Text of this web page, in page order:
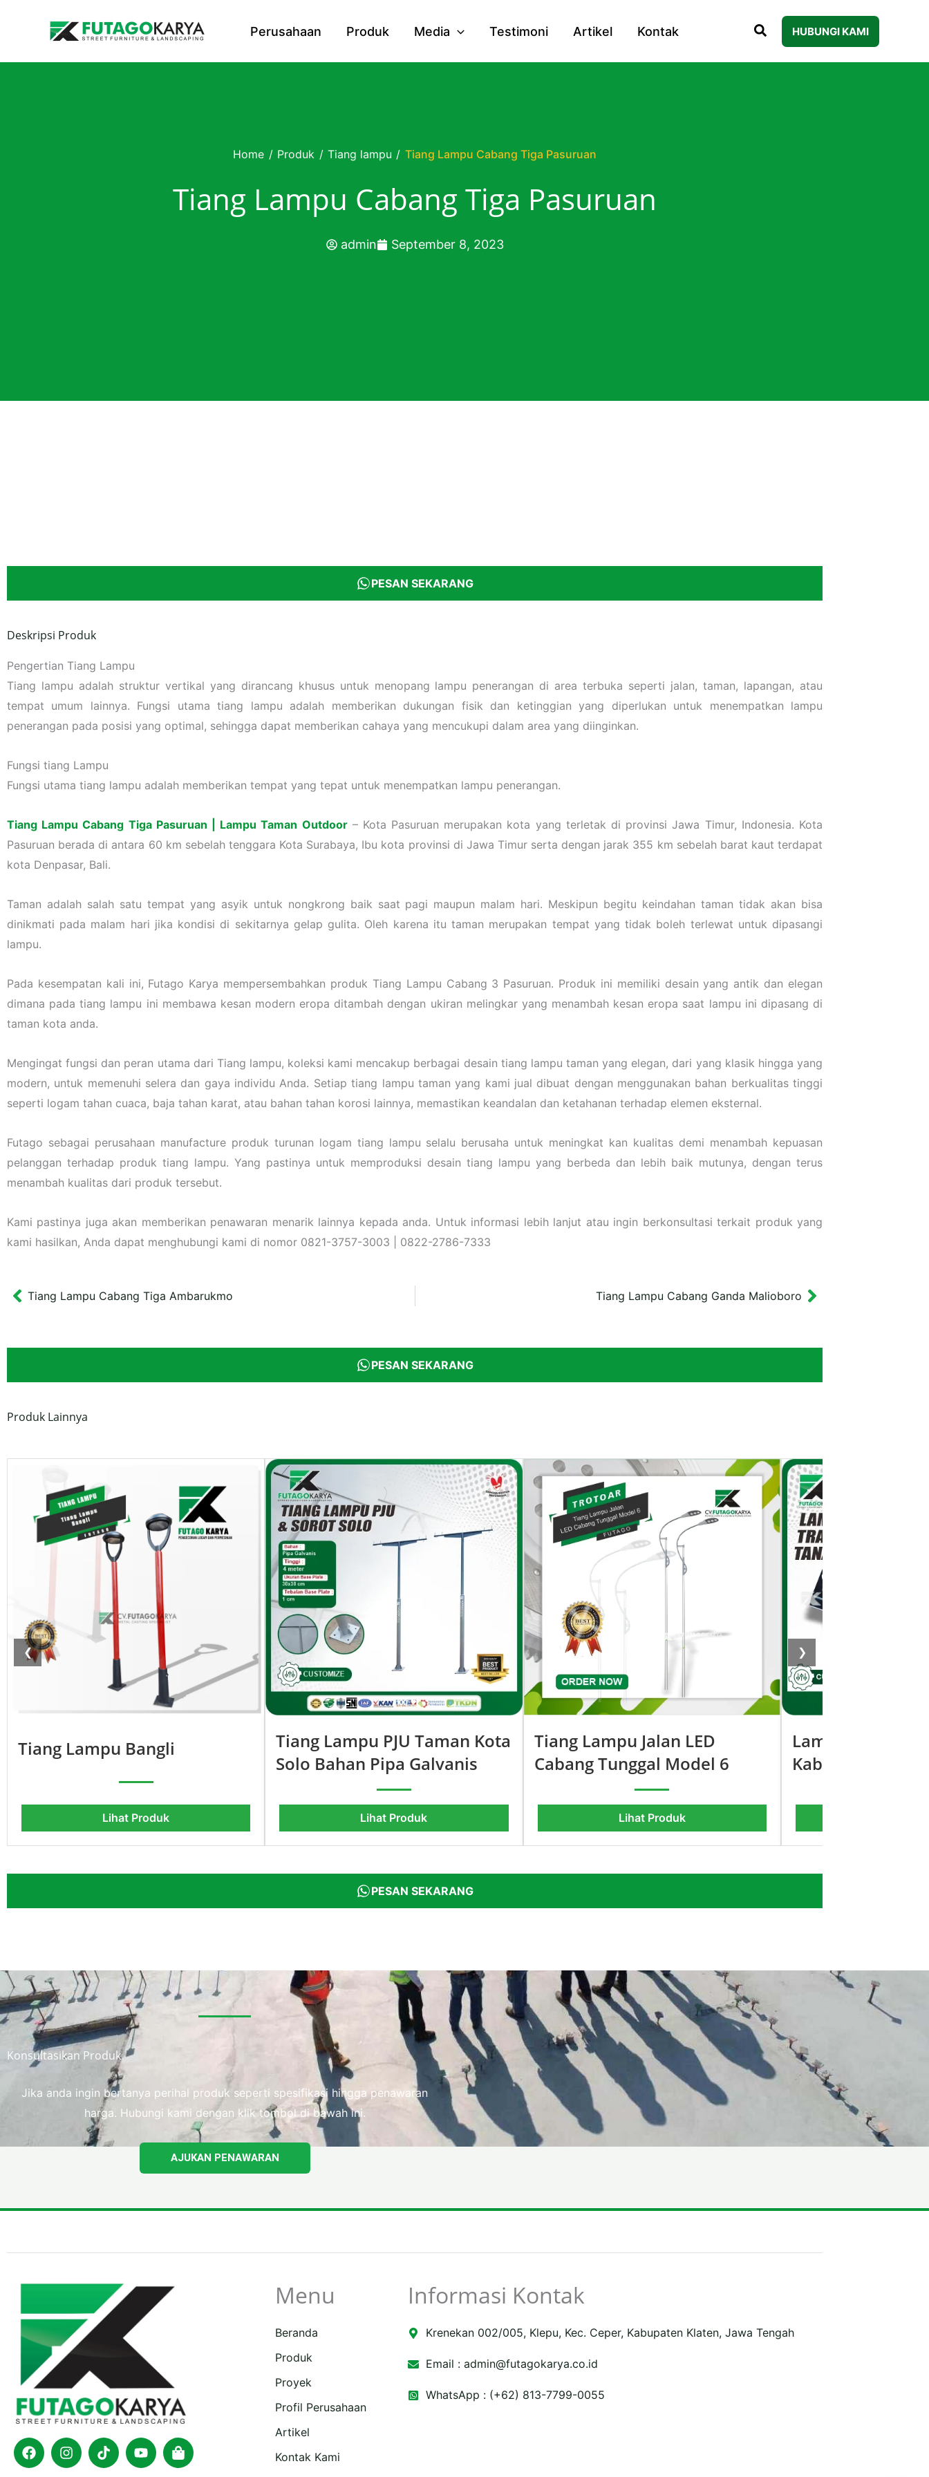
Perusahaan Produk Media Testimoni Artikel Kontak HUBUNGI KAMI
Home / Produk / Tiang lampu / Tiang Lampu Cabang Tiga Pasuruan
Tiang Lampu Cabang Tiga Pasuruan
admin September 8, 2023
PESAN SEKARANG
Deskripsi Produk
Pengertian Tiang Lampu
Tiang lampu adalah struktur vertikal yang dirancang khusus untuk menopang lampu penerangan di area terbuka seperti jalan, taman, lapangan, atau
tempat umum lainnya. Fungsi utama tiang lampu adalah memberikan dukungan fisik dan ketinggian yang diperlukan untuk menempatkan lampu
penerangan pada posisi yang optimal, sehingga dapat memberikan cahaya yang mencukupi dalam area yang diinginkan.
Fungsi tiang Lampu
Fungsi utama tiang lampu adalah memberikan tempat yang tepat untuk menempatkan lampu penerangan.
Tiang Lampu Cabang Tiga Pasuruan | Lampu Taman Outdoor– Kota Pasuruan merupakan kota yang terletak di provinsi Jawa Timur, Indonesia. Kota
Pasuruan berada di antara 60 km sebelah tenggara Kota Surabaya, Ibu kota provinsi di Jawa Timur serta dengan jarak 355 km sebelah barat kaut terdapat
kota Denpasar, Bali.
Taman adalah salah satu tempat yang asyik untuk nongkrong baik saat pagi maupun malam hari. Meskipun begitu keindahan taman tidak akan bisa
dinikmati pada malam hari jika kondisi di sekitarnya gelap gulita. Oleh karena itu taman merupakan tempat yang tidak boleh terlewat untuk dipasangi
lampu.
Pada kesempatan kali ini, Futago Karya mempersembahkan produk Tiang Lampu Cabang 3 Pasuruan. Produk ini memiliki desain yang antik dan elegan
dimana pada tiang lampu ini membawa kesan modern eropa ditambah dengan ukiran melingkar yang menambah kesan eropa saat lampu ini dipasang di
taman kota anda.
Mengingat fungsi dan peran utama dari Tiang lampu, koleksi kami mencakup berbagai desain tiang lampu taman yang elegan, dari yang klasik hingga yang
modern, untuk memenuhi selera dan gaya individu Anda. Setiap tiang lampu taman yang kami jual dibuat dengan menggunakan bahan berkualitas tinggi
seperti logam tahan cuaca, baja tahan karat, atau bahan tahan korosi lainnya, memastikan keandalan dan ketahanan terhadap elemen eksternal.
Futago sebagai perusahaan manufacture produk turunan logam tiang lampu selalu berusaha untuk meningkat kan kualitas demi menambah kepuasan
pelanggan terhadap produk tiang lampu. Yang pastinya untuk memproduksi desain tiang lampu yang berbeda dan lebih baik mutunya, dengan terus
menambah kualitas dari produk tersebut.
Kami pastinya juga akan memberikan penawaran menarik lainnya kepada anda. Untuk informasi lebih lanjut atau ingin berkonsultasi terkait produk yang
kami hasilkan, Anda dapat menghubungi kami di nomor 0821-3757-3003 | 0822-2786-7333
Prev
Tiang Lampu Cabang Tiga Ambarukmo Tiang Lampu Cabang Ganda Malioboro Next
PESAN SEKARANG
Produk Lainnya
❮ ❯
Tiang Lampu Bangli
Lihat Produk
Tiang Lampu PJU Taman Kota
Solo Bahan Pipa Galvanis
Lihat Produk
Tiang Lampu Jalan LED
Cabang Tunggal Model 6
Lihat Produk
Lampu Joging
Kabupaten
PESAN SEKARANG
Konsultasikan Produk
Jika anda ingin bertanya perihal produk seperti spesifikasi hingga penawaran
harga. Hubungi kami dengan klik tombol di bawah ini.
AJUKAN PENAWARAN
FacebookInstagram
TiktokYoutubeShopping-
bag
Menu
Beranda
Produk
Proyek
Profil Perusahaan
Artikel
Kontak Kami
Informasi Kontak
Krenekan 002/005, Klepu, Kec. Ceper, Kabupaten Klaten, Jawa Tengah
Email : admin@futagokarya.co.id
WhatsApp : (+62) 813-7799-0055